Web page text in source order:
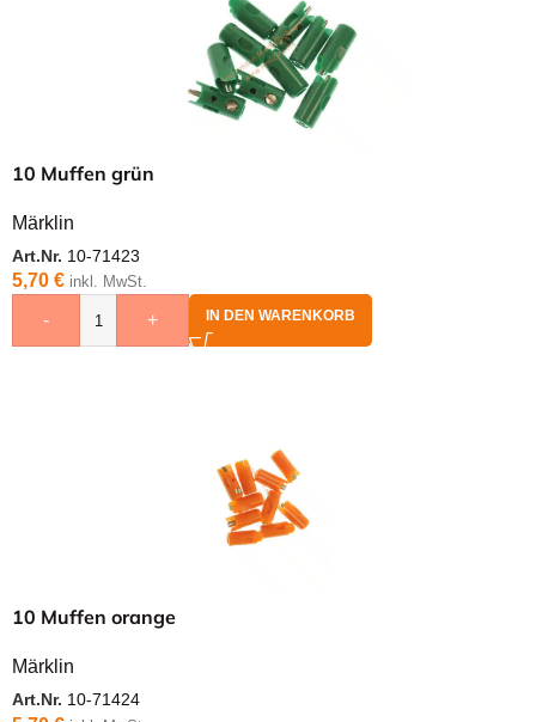
10 Muffen grün
Märklin
Art.Nr. 10-71423
5,70 € inkl. MwSt.
- + IN DEN WARENKORB
10 Muffen orange
Märklin
Art.Nr. 10-71424